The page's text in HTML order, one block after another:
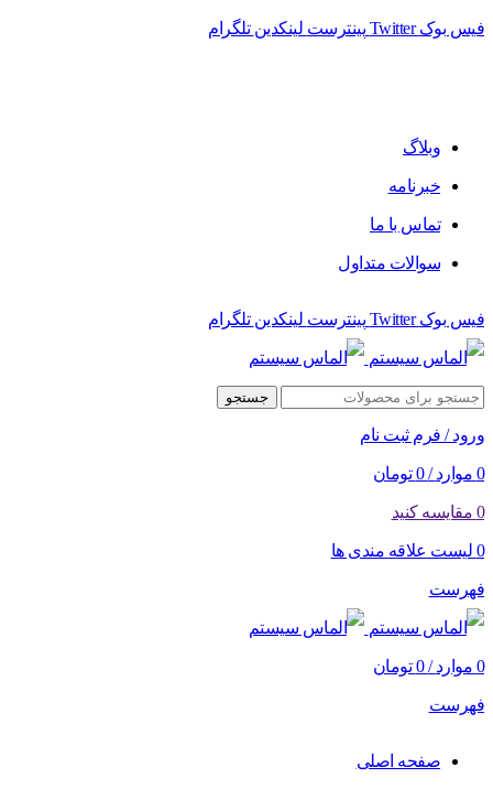
فیس بوک Twitter پینترست لینکدین تلگرام
وبلاگ
خبرنامه
تماس با ما
سوالات متداول
فیس بوک Twitter پینترست لینکدین تلگرام
جستجو
ورود / فرم ثبت نام
0 موارد /
0 تومان
0 مقایسه کنید
0 لیست علاقه مندی ها
فهرست
0 موارد /
0 تومان
فهرست
صفحه اصلی